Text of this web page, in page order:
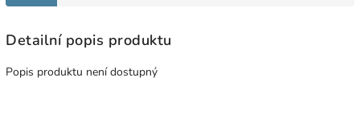
Detailní popis produktu
Popis produktu není dostupný